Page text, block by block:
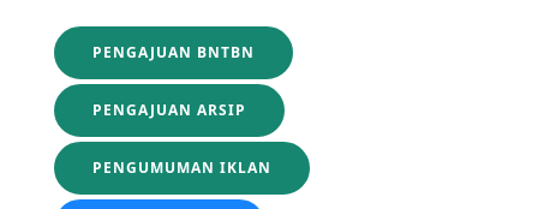
PENGAJUAN BNTBN
PENGAJUAN ARSIP
PENGUMUMAN IKLAN